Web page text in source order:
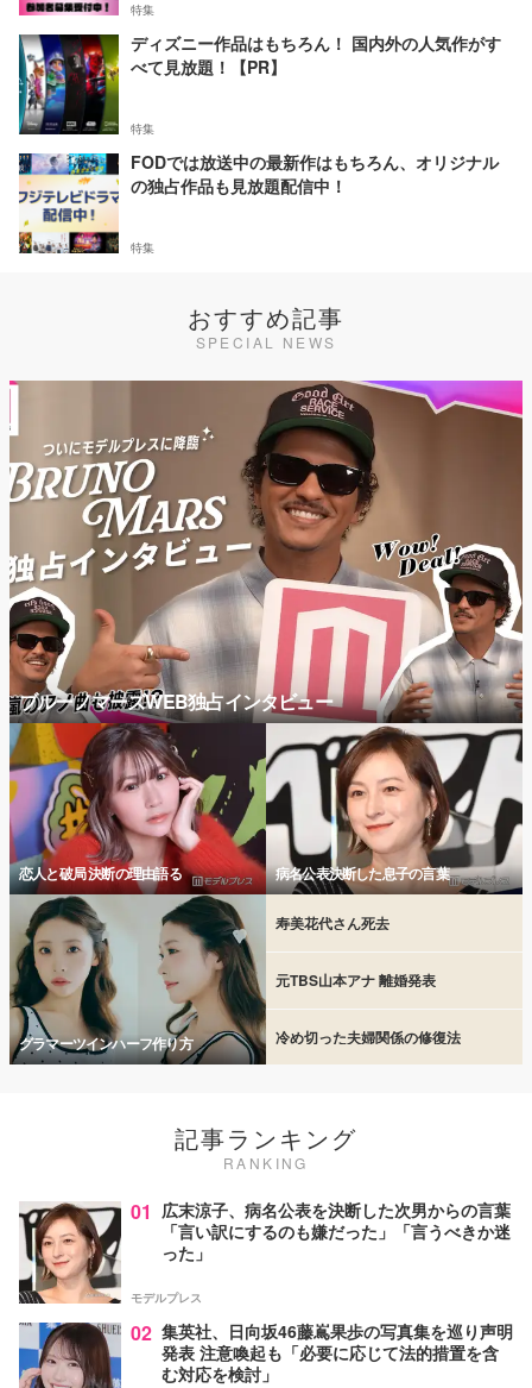
特集
ディズニー作品はもちろん！ 国内外の人気作がす
べて見放題！【PR】
特集
FODでは放送中の最新作はもちろん、オリジナル
の独占作品も見放題配信中！
特集
おすすめ記事
SPECIAL NEWS
ブルーノマーズWEB独占インタビュー
恋人と破局 決断の理由語る 病名公表決断した息子の言葉
グラマーツインハーフ作り方
寿美花代さん死去
元TBS山本アナ 離婚発表
冷め切った夫婦関係の修復法
記事ランキング
RANKING
01 広末涼子、病名公表を決断した次男からの言葉
「言い訳にするのも嫌だった」「言うべきか迷
った」
モデルプレス
02 集英社、日向坂46藤嶌果歩の写真集を巡り声明
発表 注意喚起も「必要に応じて法的措置を含
む対応を検討」